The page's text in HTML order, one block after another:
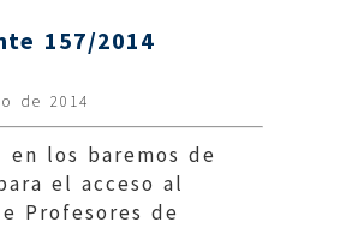
157/2014
de 2014
en los baremos de
el acceso al
Profesores de